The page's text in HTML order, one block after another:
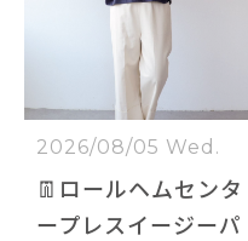
2026/08/05 Wed.
👖ロールヘムセンタ
ープレスイージーパ